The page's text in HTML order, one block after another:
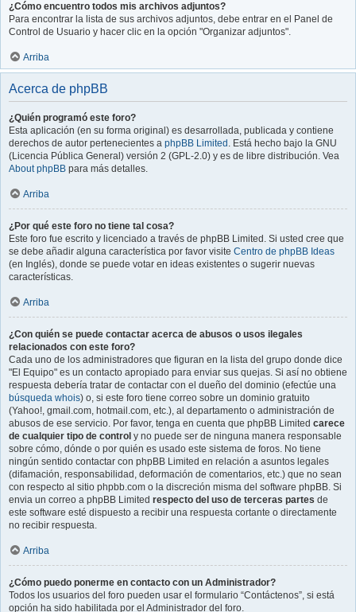
¿Cómo encuentro todos mis archivos adjuntos?
Para encontrar la lista de sus archivos adjuntos, debe entrar en el Panel de
Control de Usuario y hacer clic en la opción "Organizar adjuntos".
Arriba
Acerca de phpBB
¿Quién programó este foro?
Esta aplicación (en su forma original) es desarrollada, publicada y contiene
derechos de autor pertenecientes a phpBB Limited . Está hecho bajo la GNU
(Licencia Pública General) versión 2 (GPL-2.0) y es de libre distribución. Vea
About phpBB para más detalles.
Arriba
¿Por qué este foro no tiene tal cosa?
Este foro fue escrito y licenciado a través de phpBB Limited. Si usted cree que
se debe añadir alguna característica por favor visite Centro de phpBB Ideas
(en Inglés), donde se puede votar en ideas existentes o sugerir nuevas
características.
Arriba
¿Con quién se puede contactar acerca de abusos o usos ilegales
relacionados con este foro?
Cada uno de los administradores que figuran en la lista del grupo donde dice
"El Equipo" es un contacto apropiado para enviar sus quejas. Si así no obtiene
respuesta debería tratar de contactar con el dueño del dominio (efectúe una
búsqueda whois) o, si este foro tiene correo sobre un dominio gratuito
(Yahoo!, gmail.com, hotmail.com, etc.), al departamento o administración de
abusos de ese servicio. Por favor, tenga en cuenta que phpBB Limited carece
de cualquier tipo de control y no puede ser de ninguna manera responsable
sobre cómo, dónde o por quién es usado este sistema de foros. No tiene
ningún sentido contactar con phpBB Limited en relación a asuntos legales
(difamación, responsabilidad, deformación de comentarios, etc.) que no sean
con respecto al sitio phpbb.com o la discreción misma del software phpBB. Si
envia un correo a phpBB Limited respecto del uso de terceras partes de
este software esté dispuesto a recibir una respuesta cortante o directamente
no recibir respuesta.
Arriba
¿Cómo puedo ponerme en contacto con un Administrador?
Todos los usuarios del foro pueden usar el formulario “Contáctenos”, si está
opción ha sido habilitada por el Administrador del foro.